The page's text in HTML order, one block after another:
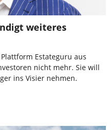
weiteres
Estateguru aus
nicht mehr. Sie will
ins Visier nehmen.